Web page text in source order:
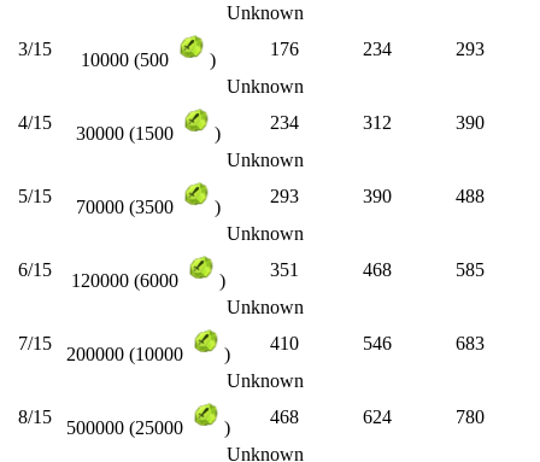
Unknown
3/15
10000 (500 )
176 234
293
Unknown
4/15
30000 (1500 )
234 312
390
Unknown
5/15
70000 (3500 )
293 390
488
Unknown
6/15
120000 (6000 )
351 468
585
Unknown
7/15
200000 (10000 )
410 546
683
Unknown
8/15
500000 (25000 )
468 624
780
Unknown